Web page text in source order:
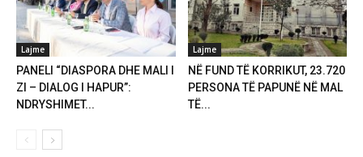
Lajme
PANELI “DIASPORA DHE MALI I
ZI – DIALOG I HAPUR”:
NDRYSHIMET...
Lajme
NË FUND TË KORRIKUT, 23.720
PERSONA TË PAPUNË NË MAL
TË...